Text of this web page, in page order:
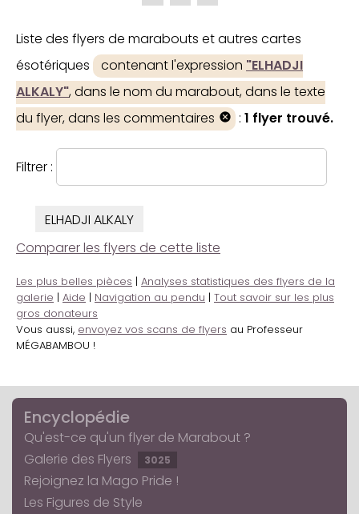
Liste des flyers de marabouts et autres cartes
ésotériques
contenant l'expression "ELHADJI
ALKALY", dans le nom du marabout, dans le texte
du flyer, dans les commentaires
: 1 flyer trouvé.
Filtrer :
ELHADJI ALKALY
Comparer les flyers de cette liste
Les plus belles pièces | Analyses statistiques des flyers de la
galerie | Aide | Navigation au pendu | Tout savoir sur les plus
gros donateurs
Vous aussi, envoyez vos scans de flyers au Professeur
MÉGABAMBOU !
Encyclopédie
Qu'est-ce qu'un flyer de Marabout ?
Galerie des Flyers
3025
Rejoignez la Mago Pride !
Les Figures de Style